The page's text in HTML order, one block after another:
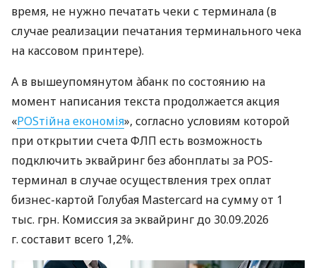
время, не нужно печатать чеки с терминала (в
случае реализации печатания терминального чека
на кассовом принтере).
А в вышеупомянутом àбанк по состоянию на
момент написания текста продолжается акция
«POSтійна економія», согласно условиям которой
при открытии счета ФЛП есть возможность
подключить эквайринг без абонплаты за POS-
терминал в случае осуществления трех оплат
бизнес-картой Голубая Mastercard на сумму от 1
тыс. грн. Комиссия за эквайринг до 30.09.2026
г. составит всего 1,2%.